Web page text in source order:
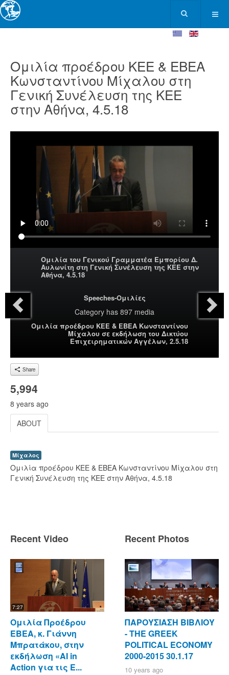
Ομιλία προέδρου ΚΕΕ & ΕΒΕΑ
Κωνσταντίνου Μίχαλου στη
Γενική Συνέλευση της ΚΕΕ
στην Αθήνα, 4.5.18
Ομιλία του Γενικού Γραμματέα Εμπορίου Δ.
Αυλωνίτη στη Γενική Συνέλευση της ΚΕΕ στην
Αθήνα, 4.5.18
Speeches-Ομιλίες
Category has 897 media
Ομιλία προέδρου ΚΕΕ & ΕΒΕΑ Κωνσταντίνου
Μίχαλου σε εκδήλωση του Δικτύου
Επιχειρηματικών Αγγέλων, 2.5.18
Share
5,994
8 years ago
ABOUT
Μίχαλος
Ομιλία προέδρου ΚΕΕ & ΕΒΕΑ Κωνσταντίνου Μίχαλου στη
Γενική Συνέλευση της ΚΕΕ στην Αθήνα, 4.5.18
Recent Video
7:27
Ομιλία Προέδρου
ΕΒΕΑ, κ. Γιάννη
Μπρατάκου, στην
εκδήλωση «AI in
Action για τις Ε...
Recent Photos
ΠΑΡΟΥΣΙΑΣΗ ΒΙΒΛΙΟΥ
- ΤΗΕ GREEK
POLITICAL ECONOMY
2000-2015 30.1.17
10 years ago